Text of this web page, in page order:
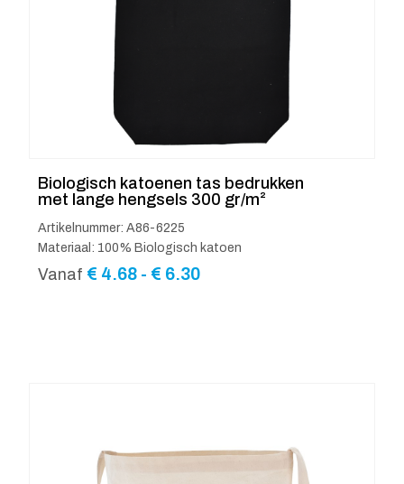
Biologisch katoenen tas bedrukken
met lange hengsels 300 gr/m²
Artikelnummer: A86-6225
Materiaal: 100% Biologisch katoen
Vanaf € 4.68 - € 6.30